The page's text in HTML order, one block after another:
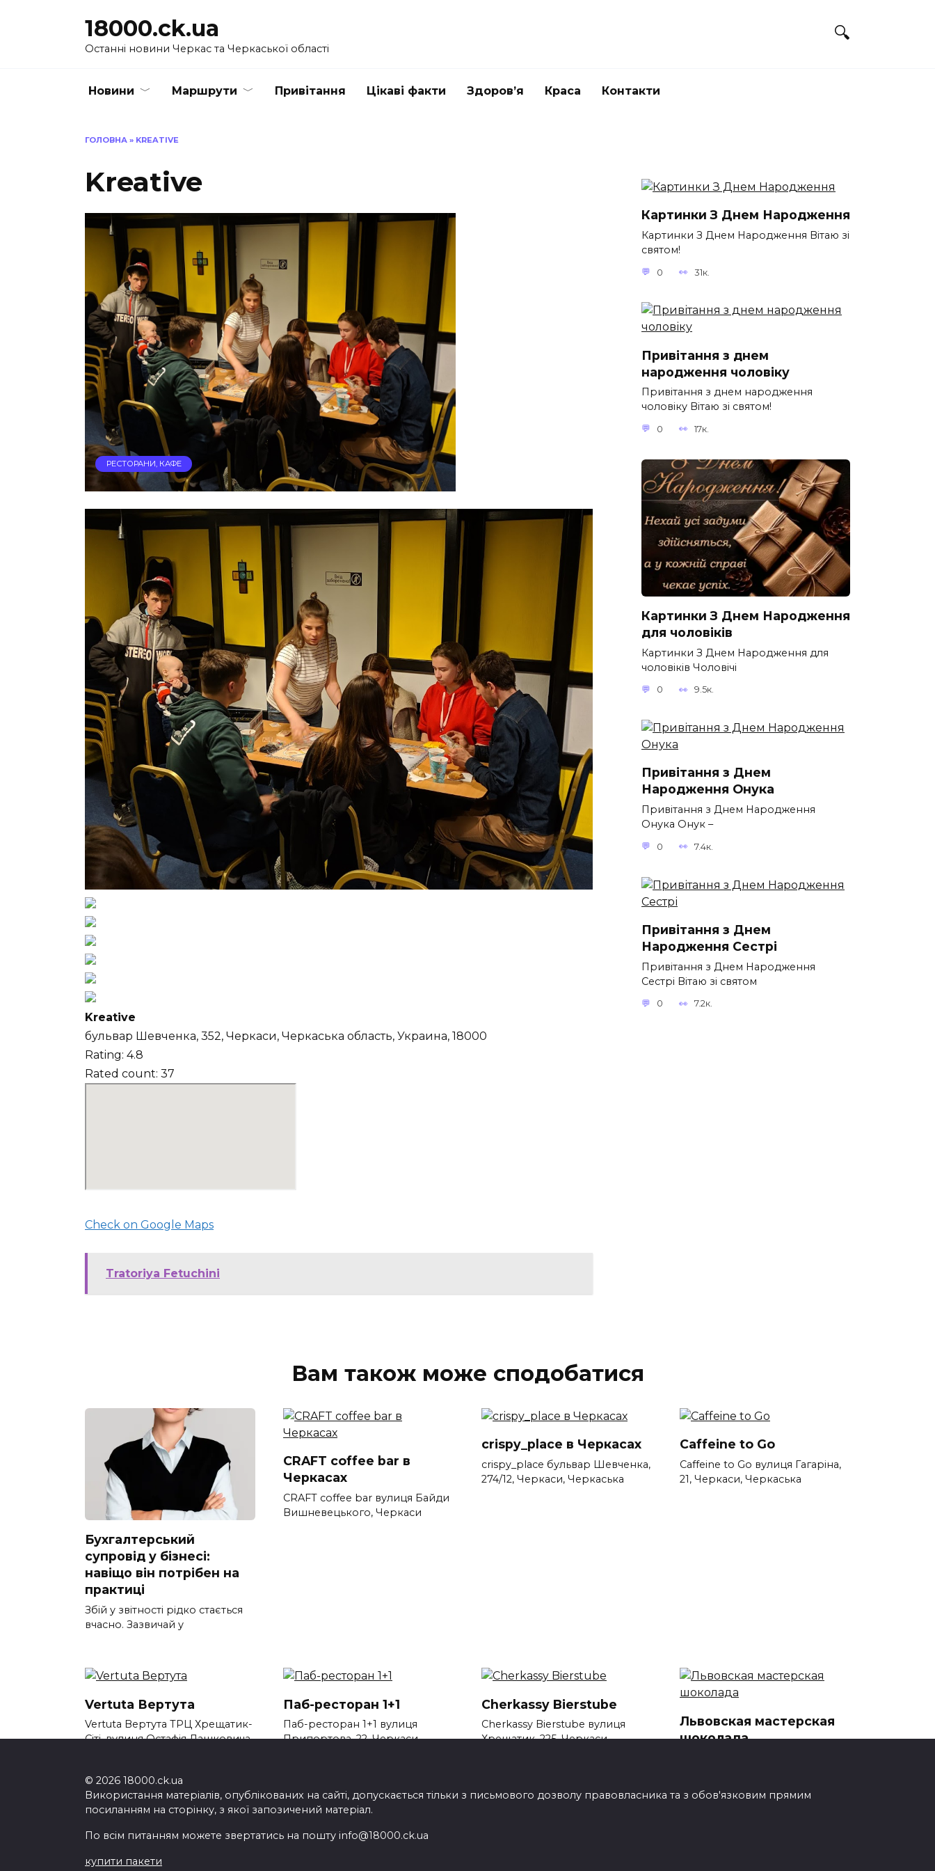
18000.ck.ua
Останні новини Черкас та Черкаської області
Новини Маршрути Привітання Цікаві факти Здоров’я Краса Контакти
ГОЛОВНА » KREATIVE
Kreative
РЕСТОРАНИ, КАФЕ
Kreative
бульвар Шевченка, 352, Черкаси, Черкаська область, Украина, 18000
Rating: 4.8
Rated count: 37
Check on Google Maps
Tratoriya Fetuchini
Картинки З Днем Народження
Картинки З Днем Народження Вітаю зі
святом!
0 31к.
Привітання з днем
народження чоловіку
Привітання з днем народження
чоловіку Вітаю зі святом!
0 17к.
Картинки З Днем Народження
для чоловіків​
Картинки З Днем Народження для
чоловіків​ Чоловічі
0 9.5к.
Привітання з Днем
Народження Онука
Привітання з Днем Народження
Онука Онук –
0 7.4к.
Привітання з Днем
Народження Сестрі
Привітання з Днем Народження
Сестрі Вітаю зі святом
0 7.2к.
Вам також може сподобатися
Бухгалтерський
супровід у бізнесі:
навіщо він потрібен на
практиці
Збій у звітності рідко стається
вчасно. Зазвичай у
CRAFT coffee bar в
Черкасах
CRAFT coffee bar вулиця Байди
Вишневецького, Черкаси
crispy_place в Черкасах
crispy_place бульвар Шевченка,
274/12, Черкаси, Черкаська
Caffeine to Go
Caffeine to Go вулиця Гагаріна,
21, Черкаси, Черкаська
Vertuta Вертута
Vertuta Вертута ТРЦ Хрещатик-
Сіті, вулиця Остафія Дашковича
Паб-ресторан 1+1
Паб-ресторан 1+1 вулиця
Припортова, 22, Черкаси,
Cherkassy Bierstube
Cherkassy Bierstube вулиця
Хрещатик, 225, Черкаси
Львовская мастерская
шоколада
© 2026 18000.ck.ua
Використання матеріалів, опублікованих на сайті, допускається тільки з письмового дозволу правовласника та з обов'язковим прямим
посиланням на сторінку, з якої запозичений матеріал.
По всім питанням можете звертатись на пошту info@18000.ck.ua
купити пакети